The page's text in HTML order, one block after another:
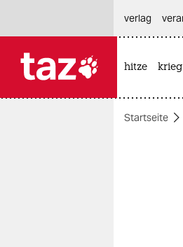
themen
verlag
hitze
Startseite